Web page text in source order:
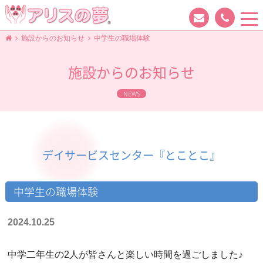
施設からのお知らせ 中学生の職場体験
施設からのお知らせ
NEWS
デイサービスセンター『とことこ』
中学生の職場体験
2024.10.25
中学二年生の2人が皆さんと楽しい時間を過ごしました♪